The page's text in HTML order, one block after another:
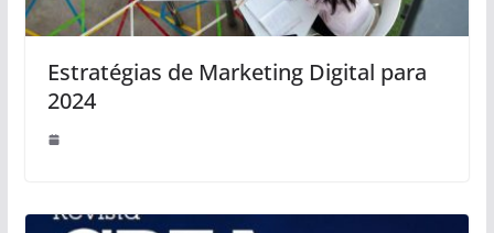
Estratégias de Marketing Digital para
2024